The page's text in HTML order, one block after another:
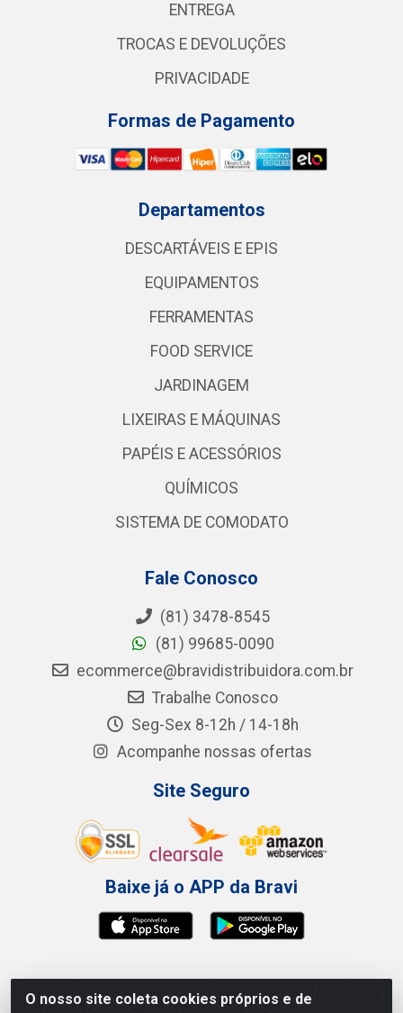
O nosso site coleta cookies próprios e de
ENTREGA
TROCAS E DEVOLUÇÕES
PRIVACIDADE
Formas de Pagamento
Departamentos
DESCARTÁVEIS E EPIS
EQUIPAMENTOS
FERRAMENTAS
FOOD SERVICE
JARDINAGEM
LIXEIRAS E MÁQUINAS
PAPÉIS E ACESSÓRIOS
QUÍMICOS
SISTEMA DE COMODATO
Fale Conosco
(81) 3478-8545
(81) 99685-0090
ecommerce@bravidistribuidora.com.br
Trabalhe Conosco
Seg-Sex 8-12h / 14-18h
Acompanhe nossas ofertas
Site Seguro
Baixe já o APP da Bravi
Bravi Consumíveis de Higiene e Descartáveis EIRELI -